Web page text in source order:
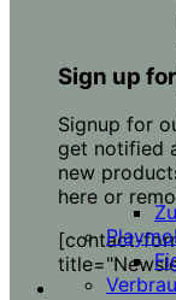
Sign up
Signup for
get notified
new
here or
[contact-